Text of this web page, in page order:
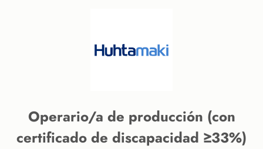
Operario/a de producción (con
certificado de discapacidad ≥33%)